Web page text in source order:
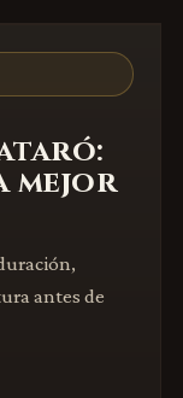
mejor
antes de